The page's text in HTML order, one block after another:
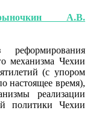
А.В.
механизма Чехии
(с упором
настоящее время),
реализации
политики Чехии